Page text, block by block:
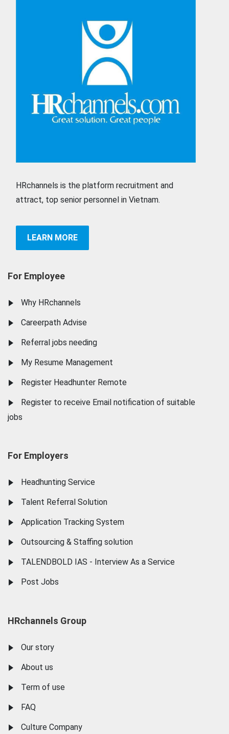
HRchannels is the platform recruitment and
attract, top senior personnel in Vietnam.
LEARN MORE
For Employee
Why HRchannels
Careerpath Advise
Referral jobs needing
My Resume Management
Register Headhunter Remote
Register to receive Email notification of suitable
jobs
For Employers
Headhunting Service
Talent Referral Solution
Application Tracking System
Outsourcing & Staffing solution
TALENDBOLD IAS - Interview As a Service
Post Jobs
HRchannels Group
Our story
About us
Term of use
FAQ
Culture Company